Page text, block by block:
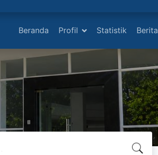
Beranda Profil Statistik Berita